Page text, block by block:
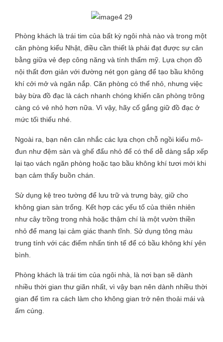
Phòng khách là trái tim của bất kỳ ngôi nhà nào và trong một
căn phòng kiểu Nhật, điều cần thiết là phải đạt được sự cân
bằng giữa vẻ đẹp công năng và tính thẩm mỹ. Lựa chọn đồ
nội thất đơn giản với đường nét gọn gàng để tạo bầu không
khí cởi mở và ngăn nắp. Căn phòng có thể nhỏ, nhưng việc
bày bừa đồ đạc là cách nhanh chóng khiến căn phòng trông
càng có vẻ nhỏ hơn nữa. Vì vậy, hãy cố gắng giữ đồ đạc ở
mức tối thiểu nhé.
Ngoài ra, bạn nên cân nhắc các lựa chọn chỗ ngồi kiểu mô-
đun như đệm sàn và ghế đẩu nhỏ để có thể dễ dàng sắp xếp
lại tạo vách ngăn phòng hoặc tạo bầu không khí tươi mới khi
bạn cảm thấy buồn chán.
Sử dụng kệ treo tường để lưu trữ và trưng bày, giữ cho
không gian sàn trống. Kết hợp các yếu tố của thiên nhiên
như cây trồng trong nhà hoặc thậm chí là một vườn thiền
nhỏ để mang lại cảm giác thanh tĩnh. Sử dụng tông màu
trung tính với các điểm nhấn tinh tế để có bầu không khí yên
bình.
Phòng khách là trái tim của ngôi nhà, là nơi bạn sẽ dành
nhiều thời gian thư giãn nhất, vì vậy bạn nên dành nhiều thời
gian để tìm ra cách làm cho không gian trở nên thoải mái và
ấm cúng.